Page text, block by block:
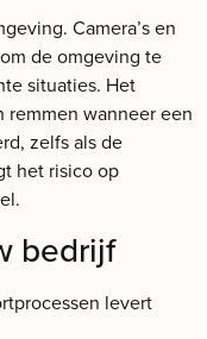
Camera’s en
de omgeving te
situaties. Het
remmen wanneer een
zelfs als de
het risico op
bedrijf
levert